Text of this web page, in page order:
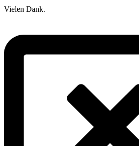
Vielen Dank.